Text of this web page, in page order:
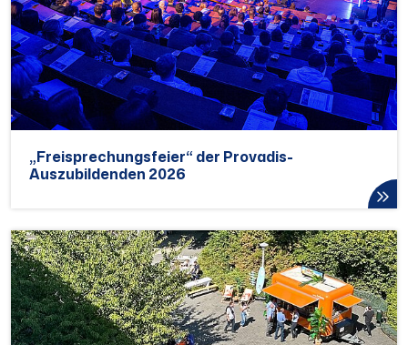
„Freisprechungsfeier“ der Provadis-
Auszubildenden 2026